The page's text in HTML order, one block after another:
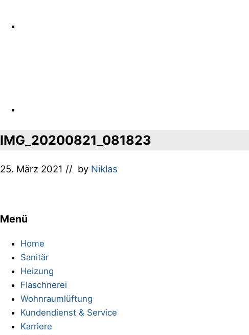
IMG_20200821_081823
25. März 2021 // by Niklas
Footer
Menü
Home
Sanitär
Heizung
Flaschnerei
Wohnraumlüftung
Kundendienst & Service
Karriere